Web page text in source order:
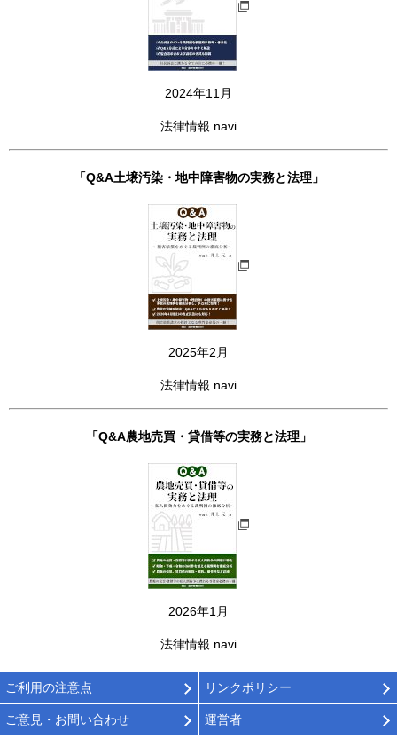
2024年11月
法律情報 navi
「Q&A土壌汚染・地中障害物の実務と法理」
2025年2月
法律情報 navi
「Q&A農地売買・貸借等の実務と法理」
2026年1月
法律情報 navi
ご利用の注意点 リンクポリシー
ご意見・お問い合わせ 運営者